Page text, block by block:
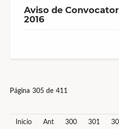
Aviso de
2016
Página 305 de 411
Inicio Ant 300 301